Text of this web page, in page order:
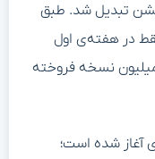
تبدیل شد. طبق
گذشته و فقط در هفته‌ی اول
نسخه فروخته
آغاز شده است؛